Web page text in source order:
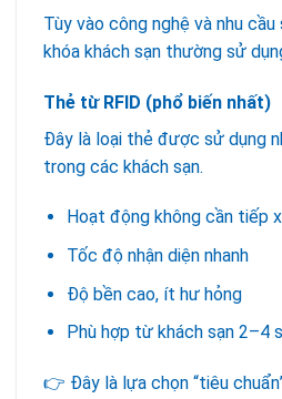
Tùy vào công nghệ và nhu
khóa khách sạn thường sử
Thẻ từ RFID (phổ biến nhất)
Đây là loại thẻ được sử dụng
trong các khách sạn.
Hoạt động không cần tiếp
Tốc độ nhận diện nhanh
Độ bền cao, ít hư hỏng
Phù hợp từ khách sạn 2–4
👉 Đây là lựa chọn “tiêu